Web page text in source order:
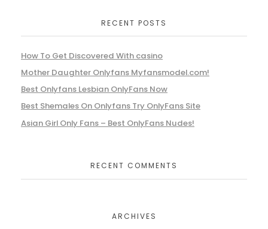
RECENT POSTS
How To Get Discovered With casino
Mother Daughter Onlyfans Myfansmodel.com!
Best Onlyfans Lesbian OnlyFans Now
Best Shemales On Onlyfans Try OnlyFans Site
Asian Girl Only Fans – Best OnlyFans Nudes!
RECENT COMMENTS
ARCHIVES